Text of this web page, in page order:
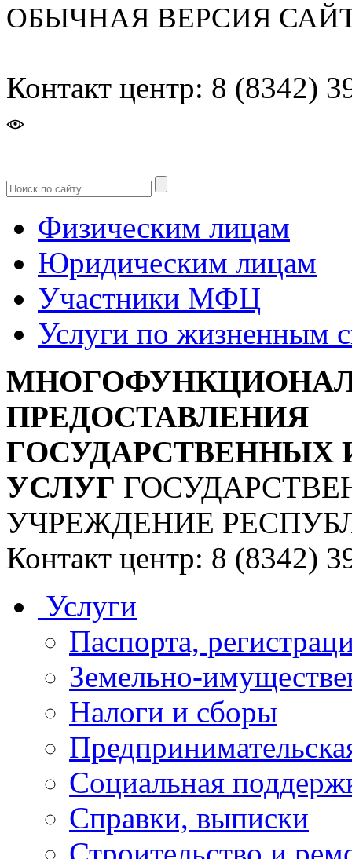
ОБЫЧНАЯ ВЕРСИЯ
Контакт центр: 8 (8342)
Физическим лицам
Юридическим лицам
Участники МФЦ
Услуги по жизненным
ПРЕДОСТАВЛЕНИЯ
УСЛУГ
УЧРЕЖДЕНИЕ
Контакт центр: 8 (8342)
Услуги
Паспорта,
Земельно-
Налоги и сборы
Социальная
Справки, выписки